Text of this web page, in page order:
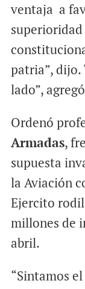
ventaja a
patria”, dijo.
lado”,
Ordenó
Armadas,
supuesta
la Aviación
Ejercito
millones de
abril.
“Sintamos